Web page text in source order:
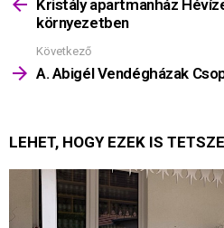
Kristály apartmanház
környezetben
Következő
A. Abigél Vendégházak
LEHET, HOGY EZEK IS